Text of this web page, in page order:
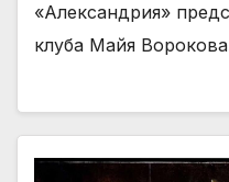
«Александрия»
клуба Майя